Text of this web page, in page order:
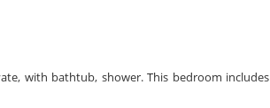
with bathtub, shower. This bedroom includes